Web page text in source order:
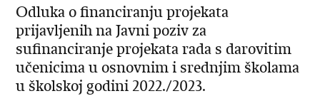
Odluka o financiranju projekata
prijavljenih na Javni poziv za
sufinanciranje projekata rada s darovitim
učenicima u osnovnim i srednjim školama
u školskoj godini 2022./2023.